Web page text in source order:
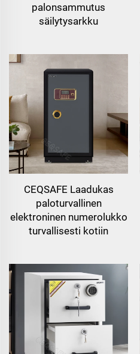
palonsammutus
säilytysarkku
CEQSAFE Laadukas
paloturvallinen
elektroninen numerolukko
turvallisesti kotiin